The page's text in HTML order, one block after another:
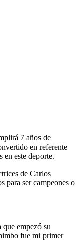
7 años de
en referente
en este deporte.
de Carlos
para ser campeones o
empezó su
fue mi primer